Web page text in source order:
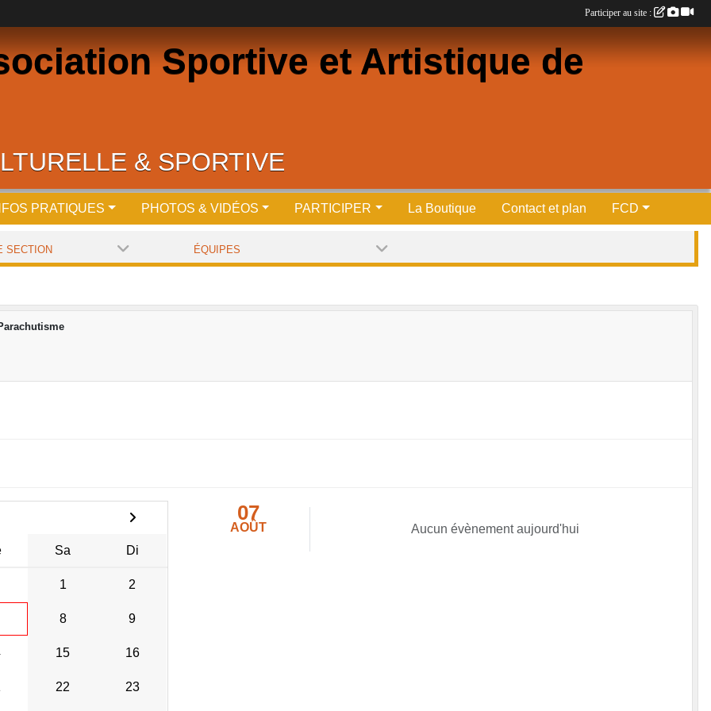
Sportive et Artistique de
& SPORTIVE
PRATIQUES PHOTOS & VIDÉOS PARTICIPER La Boutique Contact et plan FCD
SECTION ÉQUIPES
Sa Di
1 2
8 9
15 16
22 23
07
AOÛT Aucun évènement aujourd'hui
Participer au site :